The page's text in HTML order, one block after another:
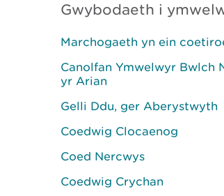
Gwybodaeth i
Marchogaeth yn ein
Canolfan Ymwelwyr Bwlch
yr Arian
Gelli Ddu, ger Aberystwyth
Coedwig Clocaenog
Coed Nercwys
Coedwig Crychan